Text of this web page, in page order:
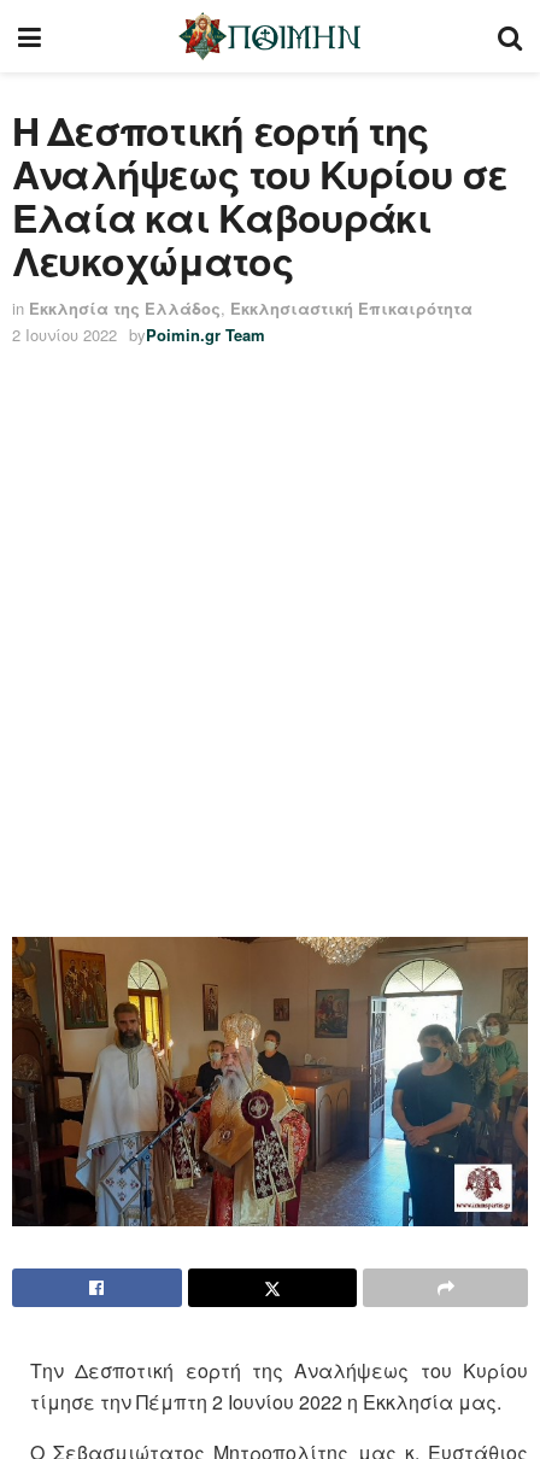
Η Δεσποτική εορτή της
Αναλήψεως του Κυρίου σε
Ελαία και Καβουράκι
Λευκοχώματος
in Εκκλησία της Ελλάδος, Εκκλησιαστική Επικαιρότητα
2 Ιουνίου 2022 byPoimin.gr Team
Την Δεσποτική εορτή της Αναλήψεως του Κυρίου
τίμησε την Πέμπτη 2 Ιουνίου 2022 η Εκκλησία μας.
Ο Σεβασμιώτατος Μητροπολίτης μας κ. Ευστάθιος